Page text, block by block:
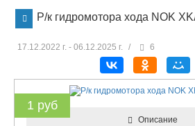
Р/к гидромотора хода NOK
17.12.2022 г. - 06.12.2025 г. / 6
1 руб
Описание